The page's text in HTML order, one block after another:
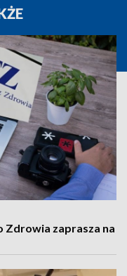
zaprasza na